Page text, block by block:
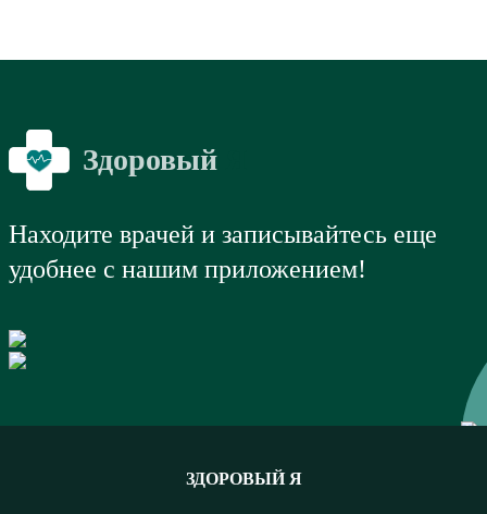
Здоровый
Находите врачей и записывайтесь еще
удобнее с нашим приложением!
ЗДОРОВЫЙ Я